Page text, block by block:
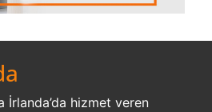
İrlanda’da hizmet veren